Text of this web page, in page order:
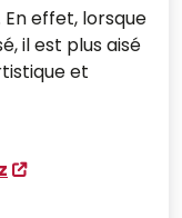
En effet, lorsque
il est plus aisé
et